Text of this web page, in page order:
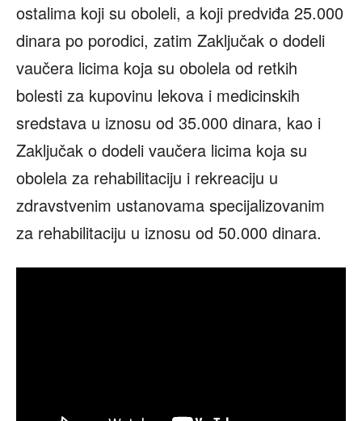
ostalima koji su oboleli, a koji predviđa 25.000
dinara po porodici, zatim Zaključak o dodeli
vaučera licima koja su obolela od retkih
bolesti za kupovinu lekova i medicinskih
sredstava u iznosu od 35.000 dinara, kao i
Zaključak o dodeli vaučera licima koja su
obolela za rehabilitaciju i rekreaciju u
zdravstvenim ustanovama specijalizovanim
za rehabilitaciju u iznosu od 50.000 dinara.